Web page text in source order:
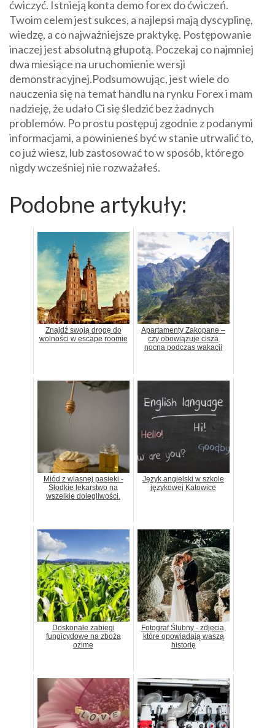
ćwiczyć. Istnieją konta demo forex do ćwiczeń.
Twoim celem jest sukces, a najlepsi mają dyscyplinę,
wiedzę, a co najważniejsze praktykę. Postępowanie
inaczej jest absolutną głupotą. Poczekaj co najmniej
dwa miesiące na uruchomienie wersji
demonstracyjnej.Podsumowując, jest wiele do
nauczenia się na temat handlu na rynku Forex i mam
nadzieję, że udało Ci się śledzić bez żadnych
problemów. Po prostu postępuj zgodnie z podanymi
informacjami, a powinieneś być w stanie utrwalić to,
co już wiesz, lub zastosować to w sposób, którego
nigdy wcześniej nie rozważałeś.
Podobne artykuły:
Znajdź swoją drogę do
wolności w escape roomie
Apartamenty Zakopane –
czy obowiązuje cisza
nocna podczas wakacji
Miód z wlasnej pasieki -
Słodkie lekarstwo na
wszelkie dolegliwości.
Język angielski w szkole
językowej Katowice
Doskonałe zabiegi
fungicydowe na zboża
ozime
Fotograf Ślubny - zdjęcia,
które opowiadają waszą
historię